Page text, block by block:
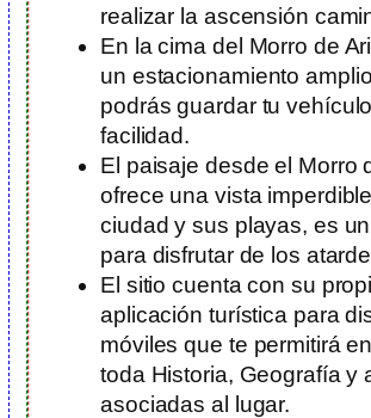
realizar la ascensión
En la cima del Morro de
un estacionamiento
podrás guardar tu
facilidad.
El paisaje desde el Morro
ofrece una vista
ciudad y sus playas, es
para disfrutar de los
El sitio cuenta con su
aplicación turística para
móviles que te permitirá
toda Historia, Geografía y
asociadas al lugar.